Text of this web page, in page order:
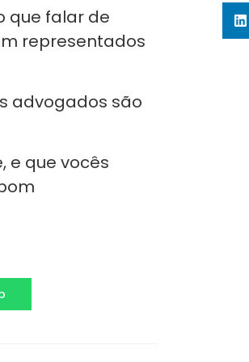
que falar de
representados
advogados são
e que vocês